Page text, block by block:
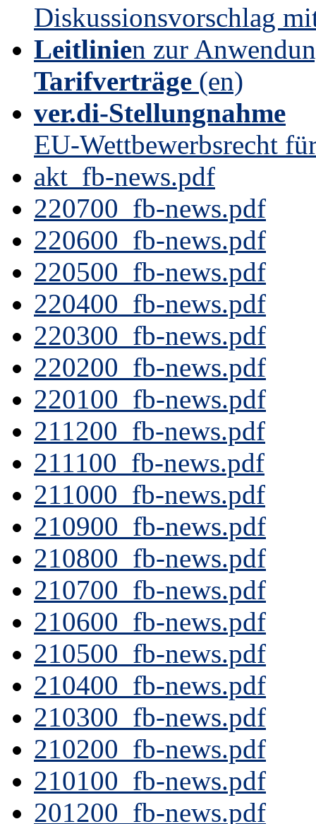
Diskussionsvorschlag
Leitlinien zur
Tarifverträge (en)
ver.di-Stellungnahme
EU-Wettbewerbsrecht
akt_fb-news.pdf
220700_fb-news.pdf
220600_fb-news.pdf
220500_fb-news.pdf
220400_fb-news.pdf
220300_fb-news.pdf
220200_fb-news.pdf
220100_fb-news.pdf
211200_fb-news.pdf
211100_fb-news.pdf
211000_fb-news.pdf
210900_fb-news.pdf
210800_fb-news.pdf
210700_fb-news.pdf
210600_fb-news.pdf
210500_fb-news.pdf
210400_fb-news.pdf
210300_fb-news.pdf
210200_fb-news.pdf
210100_fb-news.pdf
201200_fb-news.pdf